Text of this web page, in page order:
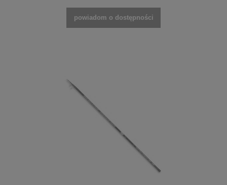
powiadom o dostępności